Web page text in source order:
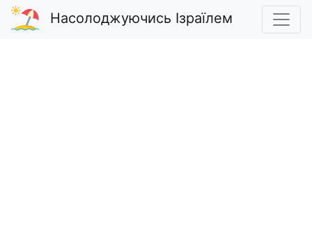
Насолоджуючись Ізраїлем